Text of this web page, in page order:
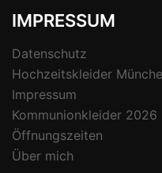
IMPRESSUM
Datenschutz
Hochzeitskleider
Impressum
Kommunionkleider 2026
Öffnungszeiten
Über mich